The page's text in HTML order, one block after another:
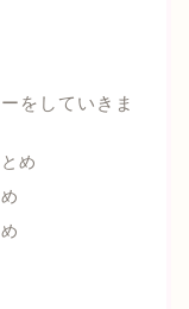
をしていきま
め